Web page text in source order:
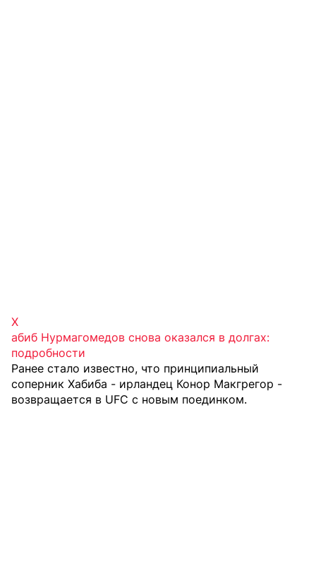
Х
абиб Нурмагомедов снова оказался в долгах:
подробности
Ранее стало известно, что принципиальный
соперник Хабиба - ирландец Конор Макгрегор -
возвращается в UFC с новым поединком.